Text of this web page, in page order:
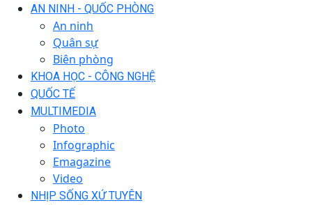
AN NINH - QUỐC PHÒNG
An ninh
Quân sự
Biên phòng
KHOA HỌC - CÔNG NGHỆ
QUỐC TẾ
MULTIMEDIA
Photo
Infographic
Emagazine
Video
NHỊP SỐNG XỨ TUYÊN